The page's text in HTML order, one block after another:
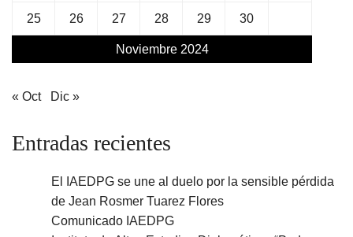
Noviembre 2024
25 26 27 28 29 30
« Oct Dic »
Entradas recientes
El IAEDPG se une al duelo por la sensible pérdida
de Jean Rosmer Tuarez Flores
Comunicado IAEDPG